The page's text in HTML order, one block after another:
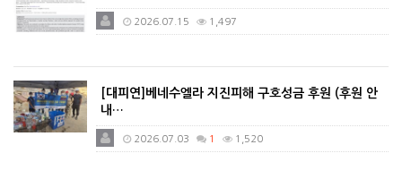
2026.07.15 1,497
[대피연]베네수엘라 지진피해 구호성금 후원 (후원 안
내…
2026.07.03 1 1,520